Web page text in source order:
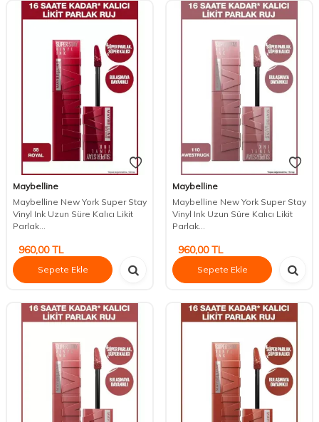
Maybelline
Maybelline New York Super Stay
Vinyl Ink Uzun Süre Kalıcı Likit
Parlak...
960,00TL
Sepete Ekle
Maybelline
Maybelline New York Super Stay
Vinyl Ink Uzun Süre Kalıcı Likit
Parlak...
960,00TL
Sepete Ekle